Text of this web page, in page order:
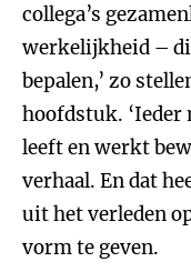
collega’s
werkelijkheid –
bepalen,’ zo
hoofdstuk. ‘Ieder
leeft en werkt
verhaal. En dat
uit het verleden
vorm te geven.